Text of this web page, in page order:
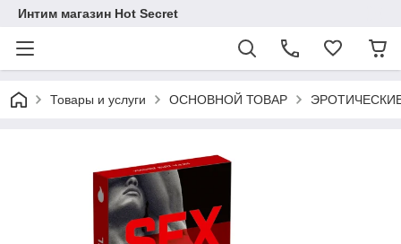
Интим магазин Hot Secret
Товары и услуги ОСНОВНОЙ ТОВАР